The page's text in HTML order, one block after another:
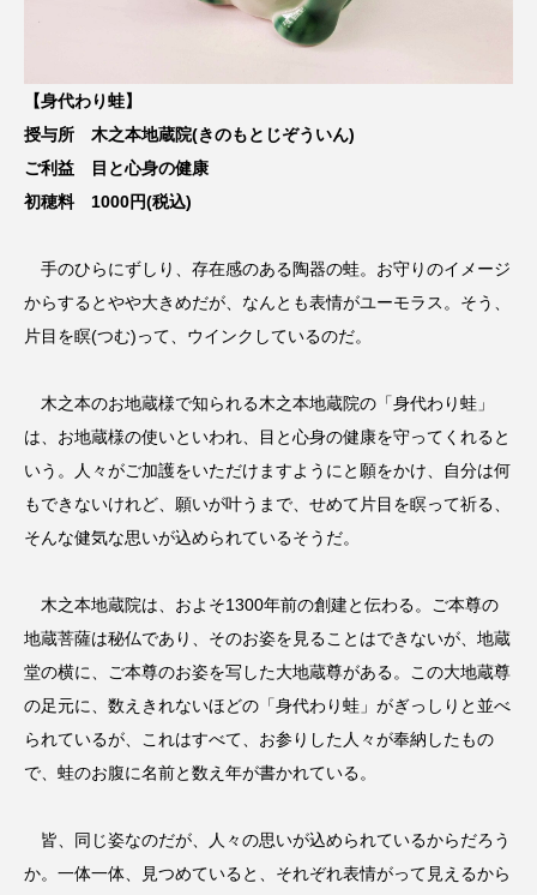
【身代わり蛙】
授与所 木之本地蔵院(きのもとじぞういん)
ご利益 目と心身の健康
初穂料 1000円(税込)
手のひらにずしり、存在感のある陶器の蛙。お守りのイメージ
からするとやや大きめだが、なんとも表情がユーモラス。そう、
片目を瞑(つむ)って、ウインクしているのだ。
木之本のお地蔵様で知られる木之本地蔵院の「身代わり蛙」
は、お地蔵様の使いといわれ、目と心身の健康を守ってくれると
いう。人々がご加護をいただけますようにと願をかけ、自分は何
もできないけれど、願いが叶うまで、せめて片目を瞑って祈る、
そんな健気な思いが込められているそうだ。
木之本地蔵院は、およそ1300年前の創建と伝わる。ご本尊の
地蔵菩薩は秘仏であり、そのお姿を見ることはできないが、地蔵
堂の横に、ご本尊のお姿を写した大地蔵尊がある。この大地蔵尊
の足元に、数えきれないほどの「身代わり蛙」がぎっしりと並べ
られているが、これはすべて、お参りした人々が奉納したもの
で、蛙のお腹に名前と数え年が書かれている。
皆、同じ姿なのだが、人々の思いが込められているからだろう
か。一体一体、見つめていると、それぞれ表情がって見えるから